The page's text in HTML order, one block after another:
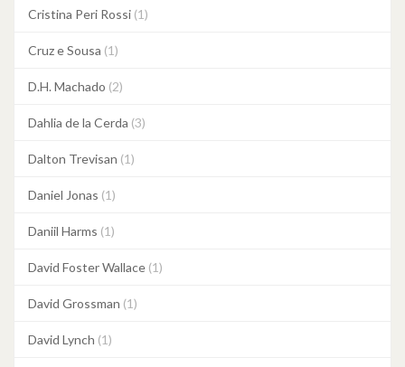
Cristina Peri Rossi (1)
Cruz e Sousa (1)
D.H. Machado (2)
Dahlia de la Cerda (3)
Dalton Trevisan (1)
Daniel Jonas (1)
Daniil Harms (1)
David Foster Wallace (1)
David Grossman (1)
David Lynch (1)